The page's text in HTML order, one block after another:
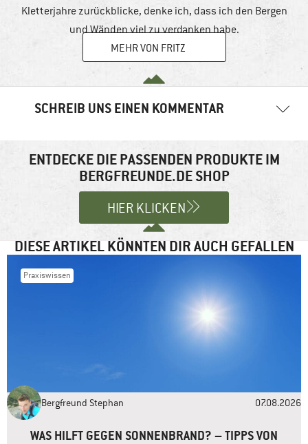
Kletterjahre zurückblicke, denke ich, dass ich den Bergen
und Wänden viel zu verdanken habe.
MEHR VON FRITZ
SCHREIB UNS EINEN KOMMENTAR
Felder sind mit*markiert
Website
ENTDECKE DIE PASSENDEN PRODUKTE IM
BERGFREUNDE.DE SHOP
HIER KLICKEN
DIESE ARTIKEL KÖNNTEN DIR AUCH GEFALLEN
Praxiswissen
Bergfreund Stephan 07.08.2026
WAS HILFT GEGEN SONNENBRAND? – TIPPS VON